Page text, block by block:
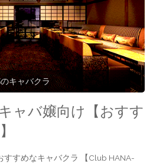
キャバクラ
ャバ嬢向け【おすす
すすめなキャバクラ 【Club HANA-